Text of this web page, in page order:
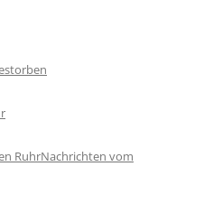
RuhrNachrichten vom